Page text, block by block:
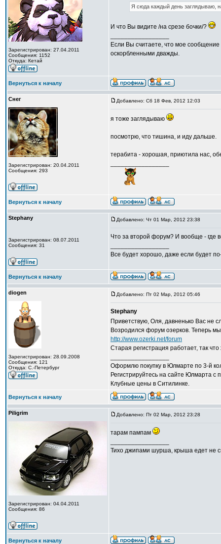
Зарегистрирован: 27.04.2011
Сообщения: 1152
Откуда: Кетай
Я сюда каждый день заглядываю,
И что Вы видите /на срезе бочки/?
Если Вы считаете, что мое сообщение
оскорбленными дважды.
Вернуться к началу
Снег
Зарегистрирован: 20.04.2011
Сообщения: 293
Добавлено: Сб 18 Фев, 2012 12:03
я тоже заглядываю
посмотрю, что тишина, и иду дальше.
терабита - хорошая, приютила нас,
Вернуться к началу
Stephany
Зарегистрирован: 08.07.2011
Сообщения: 31
Добавлено: Чт 01 Мар, 2012 23:38
Что за второй форум? И вообще - где
Все будет хорошо, даже если будет
Вернуться к началу
diogen
Зарегистрирован: 28.09.2008
Сообщения: 121
Откуда: С.-Петербург
Добавлено: Пт 02 Мар, 2012 05:46
Stephany
Приветствую, Оля, давненько Вас не
Возродился форум озерков. Теперь мы
http://www.ozerki.net/forum
Старая регистрация работает, так
Оформлю покупку в Юлмарте по 3-й
Регистрируйтесь на сайте Юлмарта с
Клубные цены в Ситилинке.
Вернуться к началу
Piligrim
Зарегистрирован: 04.04.2011
Сообщения: 86
Добавлено: Пт 02 Мар, 2012 23:28
тарам пампам
Тихо джипами шурша, крыша едет не
Вернуться к началу